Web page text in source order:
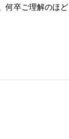
何卒ご理解のほど